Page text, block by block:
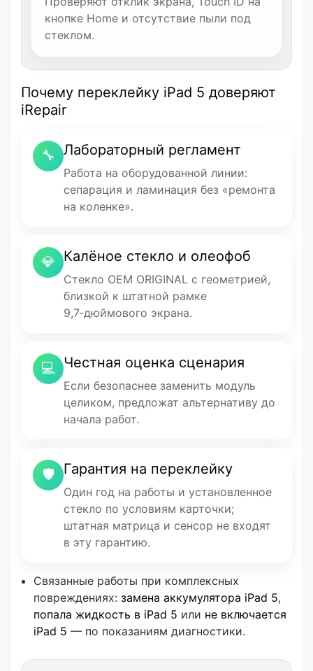
кнопке Home и отсутствие пыли под
стеклом.
Почему переклейку iPad 5 доверяют
iRepair
🔧 Лабораторный регламент
Работа на оборудованной линии:
сепарация и ламинация без «ремонта
на коленке».
💎 Калёное стекло и олеофоб
Стекло OEM ORIGINAL с геометрией,
близкой к штатной рамке
9,7‑дюймового экрана.
💻 Честная оценка сценария
Если безопаснее заменить модуль
целиком, предложат альтернативу до
начала работ.
🛡 Гарантия на переклейку
Один год на работы и установленное
стекло по условиям карточки;
штатная матрица и сенсор не входят
в эту гарантию.
Связанные работы при комплексных
повреждениях: замена аккумулятора iPad 5,
попала жидкость в iPad 5 или не включается
iPad 5 — по показаниям диагностики.